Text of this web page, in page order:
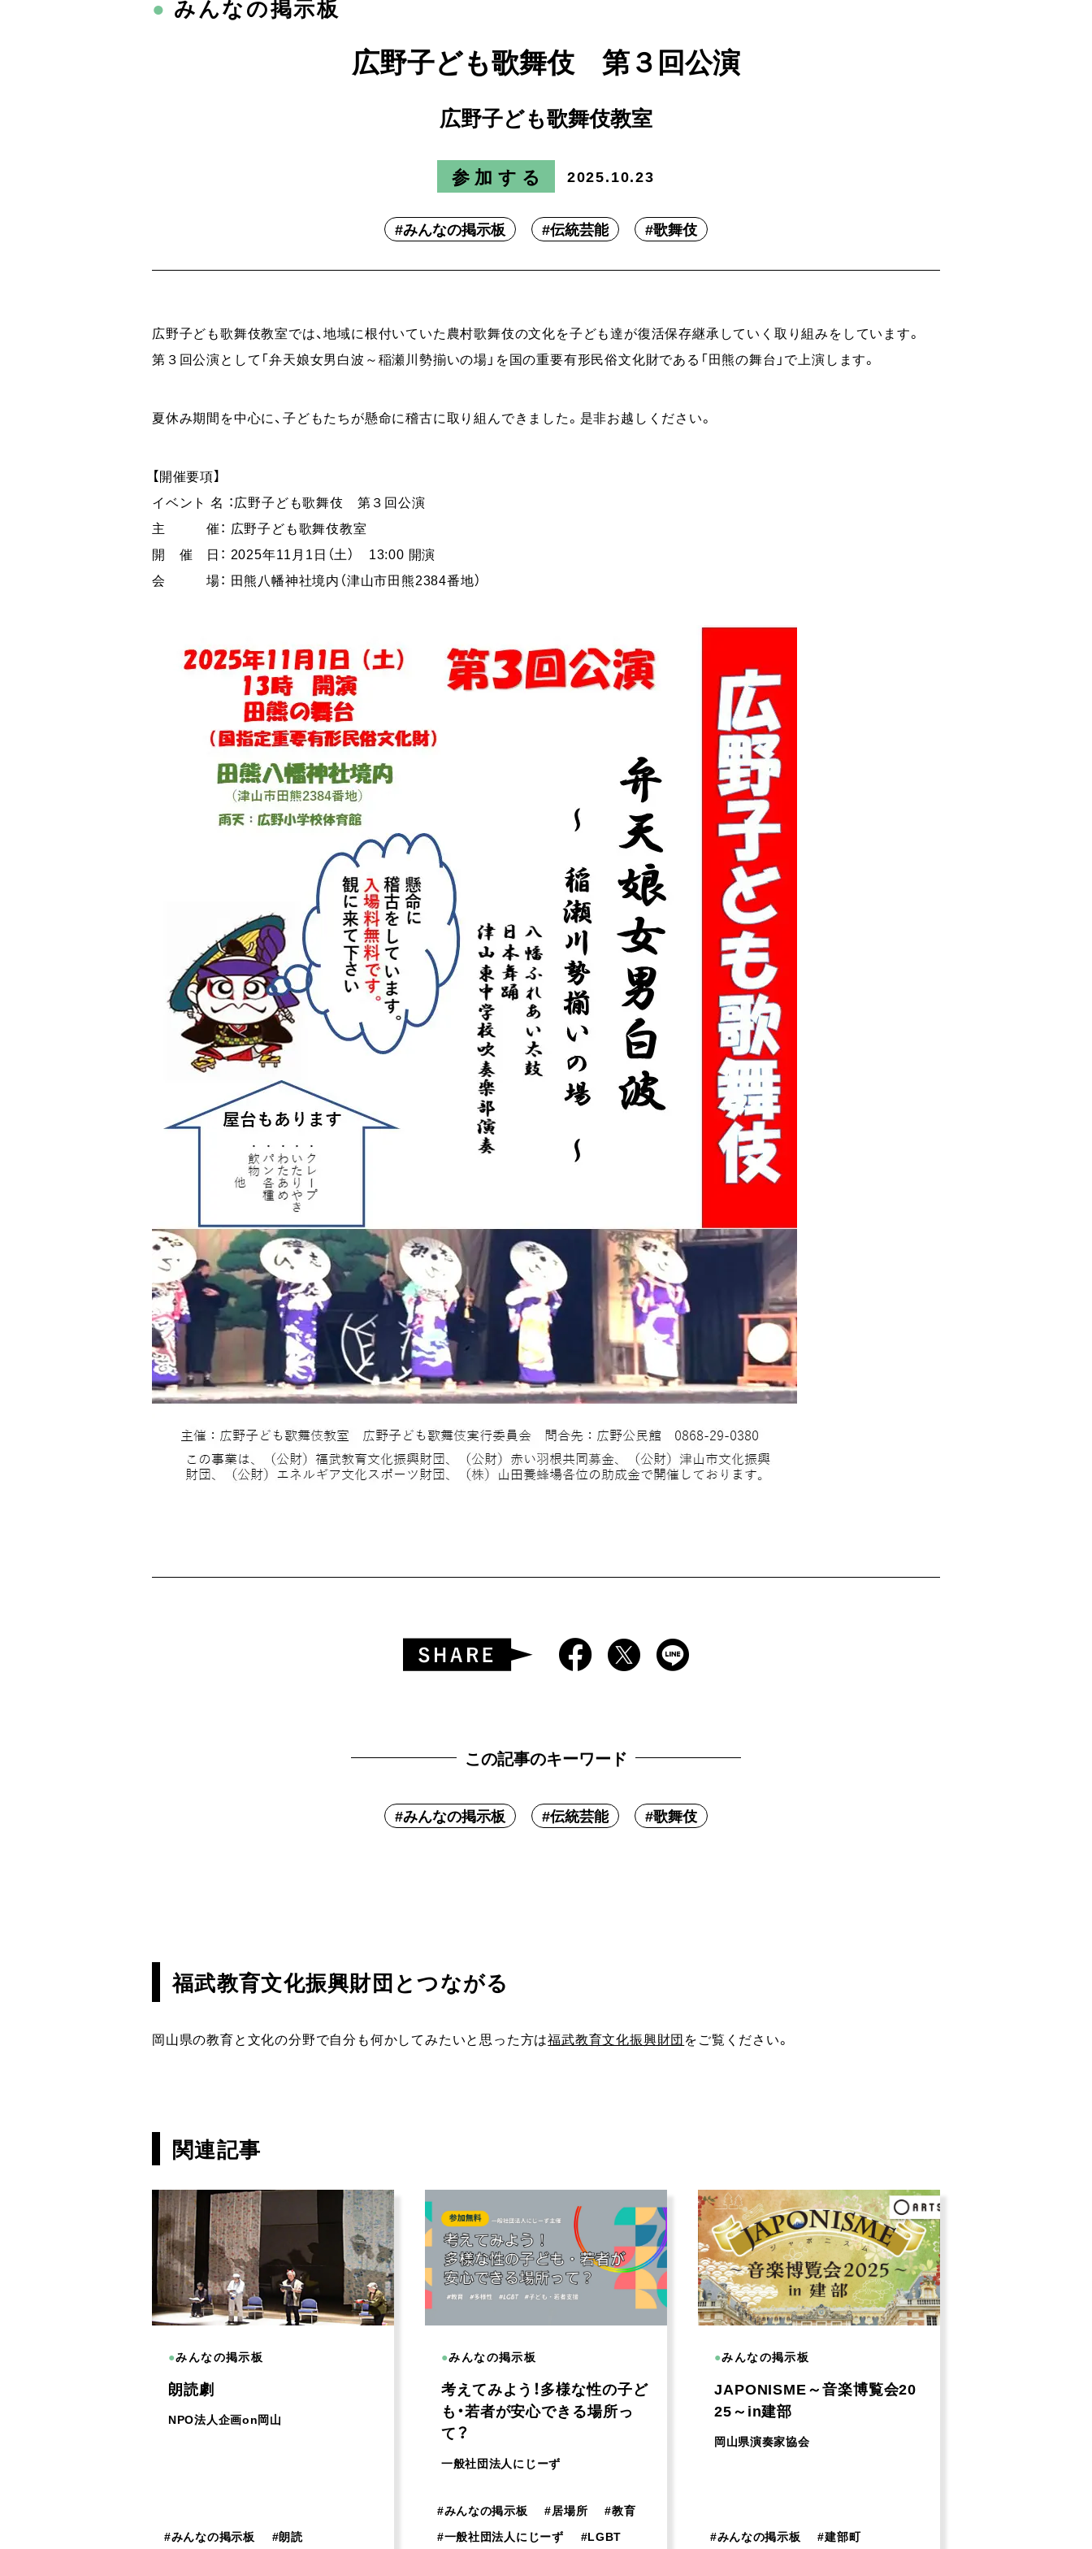
● みんなの掲示板
広野子ども歌舞伎 第３回公演
広野子ども歌舞伎教室
参加する 2025.10.23
#みんなの掲示板 #伝統芸能 #歌舞伎
広野子ども歌舞伎教室では、地域に根付いていた農村歌舞伎の文化を子ども達が復活保存継承していく取り組みをしています。
第３回公演として「弁天娘女男白波～稲瀬川勢揃いの場」を国の重要有形民俗文化財である「田熊の舞台」で上演します。
夏休み期間を中心に、子どもたちが懸命に稽古に取り組んできました。是非お越しください。
【開催要項】
イベント 名 ：広野子ども歌舞伎 第３回公演
主 催： 広野子ども歌舞伎教室
開 催 日： 2025年11月1日（土） 13:00 開演
会 場： 田熊八幡神社境内（津山市田熊2384番地）
この記事のキーワード
#みんなの掲示板 #伝統芸能 #歌舞伎
福武教育文化振興財団とつながる
岡山県の教育と文化の分野で自分も何かしてみたいと思った方は福武教育文化振興財団をご覧ください。
関連記事
●みんなの掲示板
朗読劇
NPO法人企画on岡山
#みんなの掲示板 #朗読
●みんなの掲示板
考えてみよう！多様な性の子ど
も・若者が安心できる場所っ
て？
一般社団法人にじーず
#みんなの掲示板 #居場所 #教育
#一般社団法人にじーず #LGBT
●みんなの掲示板
JAPONISME～音楽博覧会20
25～in建部
岡山県演奏家協会
#みんなの掲示板 #建部町